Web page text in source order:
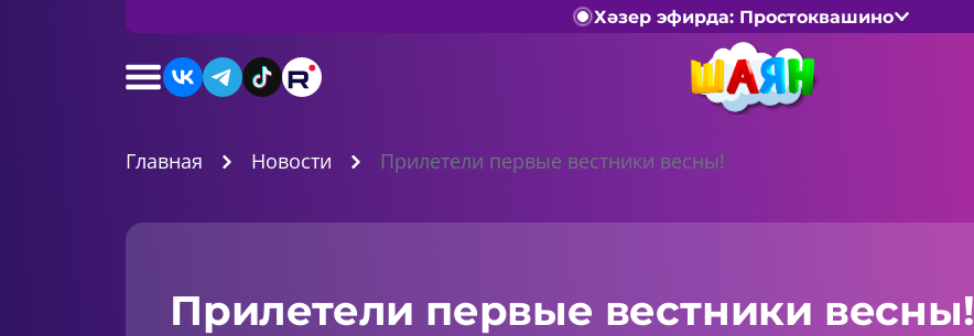
Хәзер эфирда: Простоквашино
Главная Новости Прилетели первые вестники весны!
Прилетели первые вестники весны!